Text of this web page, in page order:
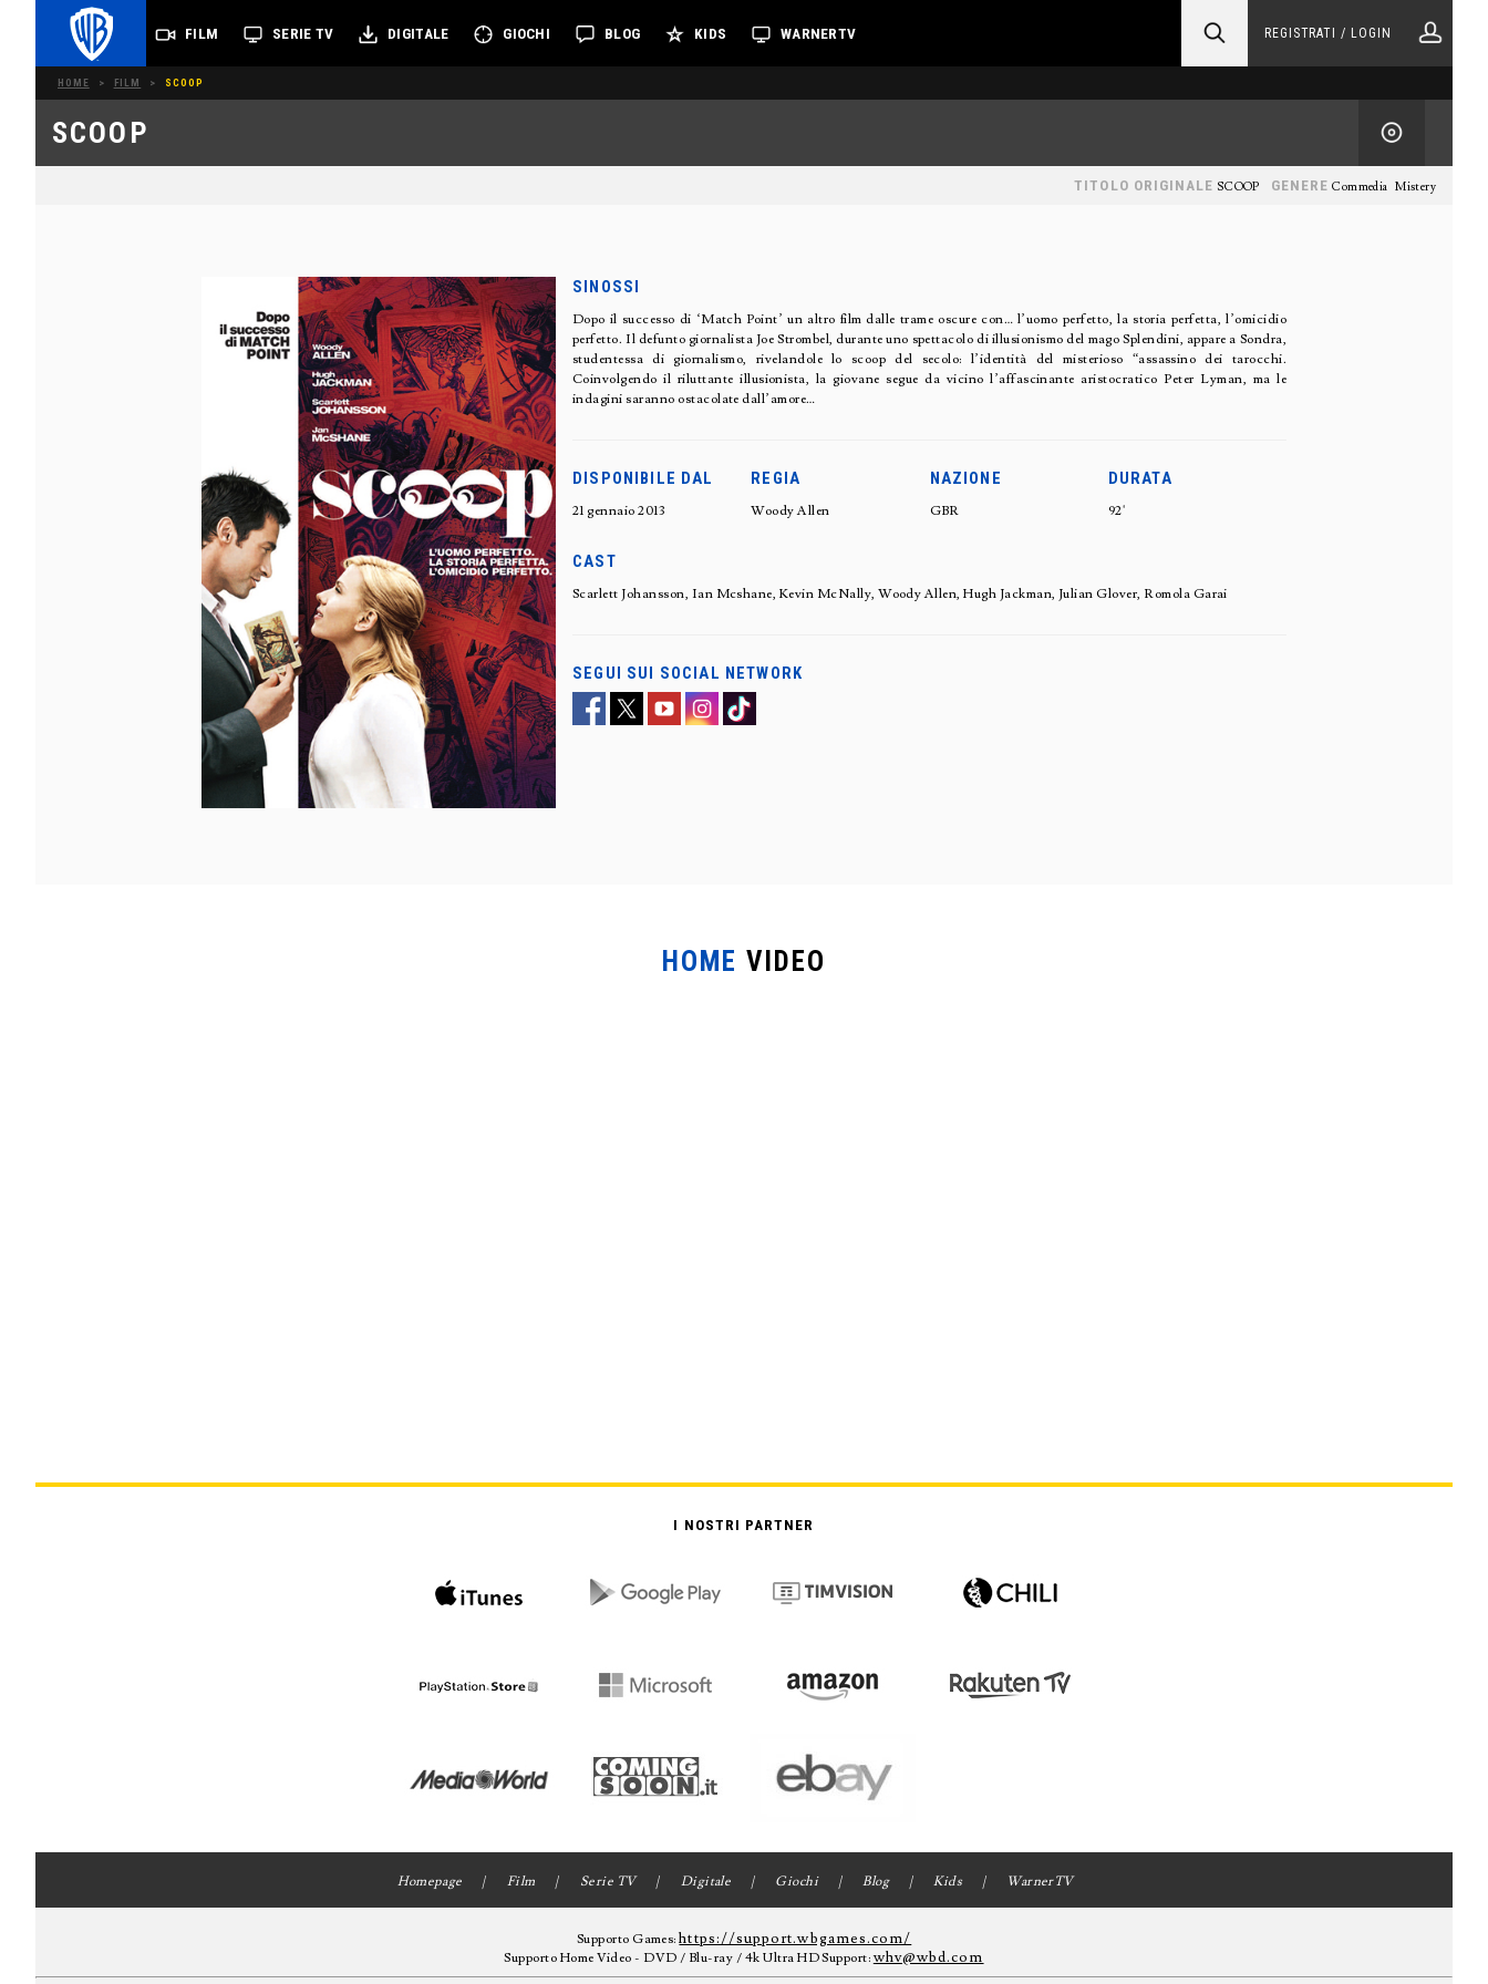
FILM SERIE TV DIGITALE GIOCHI BLOG KIDS WARNERTV REGISTRATI / LOGIN
HOME > FILM > SCOOP
SCOOP
GENERE Commedia Mistery
TITOLO ORIGINALE SCOOP
SINOSSI
Dopo il successo di ‘Match Point’ un altro film dalle trame oscure con… l’uomo perfetto, la storia perfetta, l’omicidio
perfetto. Il defunto giornalista Joe Strombel, durante uno spettacolo di illusionismo del mago Splendini, appare a Sondra,
studentessa di giornalismo, rivelandole lo scoop del secolo: l’identità del misterioso “assassino dei tarocchi.
Coinvolgendo il riluttante illusionista, la giovane segue da vicino l’affascinante aristocratico Peter Lyman, ma le
indagini saranno ostacolate dall’amore…
DISPONIBILE DAL
21 gennaio 2013
REGIA
Woody Allen
NAZIONE
GBR
DURATA
92'
CAST
Scarlett Johansson, Ian Mcshane, Kevin McNally, Woody Allen, Hugh Jackman, Julian Glover, Romola Garai
SEGUI SUI SOCIAL NETWORK
HOME VIDEO
I NOSTRI PARTNER
Homepage Film Serie TV Digitale Giochi Blog Kids WarnerTV
Supporto Games:https://support.wbgames.com/
Supporto Home Video - DVD / Blu-ray / 4k Ultra HD Support:whv@wbd.com